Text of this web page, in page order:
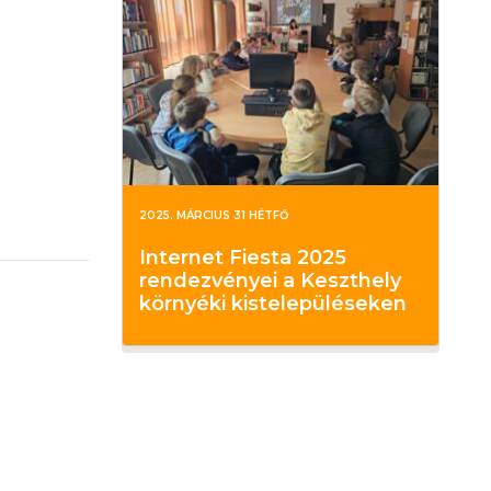
2025. MÁRCIUS 31 HÉTFŐ
Internet Fiesta 2025
rendezvényei a Keszthely
környéki kistelepüléseken